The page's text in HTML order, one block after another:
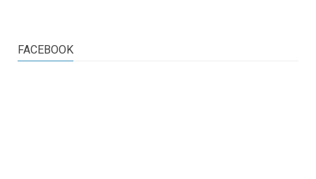
FACEBOOK